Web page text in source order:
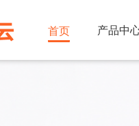
首页 产品中